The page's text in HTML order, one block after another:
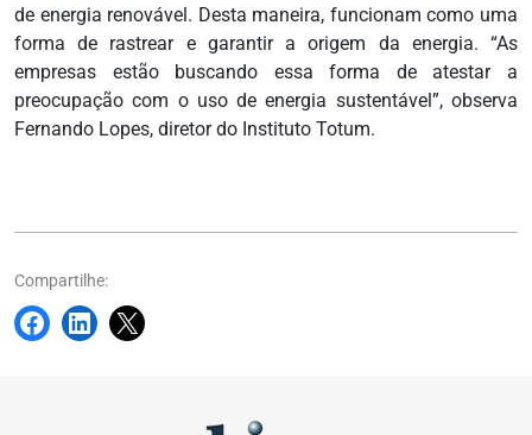
de energia renovável. Desta maneira, funcionam como uma
forma de rastrear e garantir a origem da energia. “As
empresas estão buscando essa forma de atestar a
preocupação com o uso de energia sustentável”, observa
Fernando Lopes, diretor do Instituto Totum.
Compartilhe: